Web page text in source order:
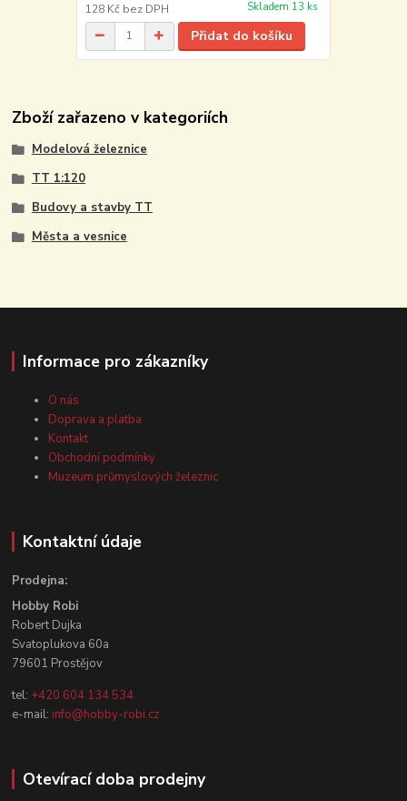
128 Kč bez DPH Skladem 13 ks
Přidat do košíku
Zboží zařazeno v kategoriích
Modelová železnice
TT 1:120
Budovy a stavby TT
Města a vesnice
Informace pro zákazníky
O nás
Doprava a platba
Kontakt
Obchodní podmínky
Muzeum průmyslových železnic
Kontaktní údaje
Prodejna:
Hobby Robi
Robert Dujka
Svatoplukova 60a
79601 Prostějov
tel: +420 604 134 534
e-mail: info@hobby-robi.cz
Otevírací doba prodejny